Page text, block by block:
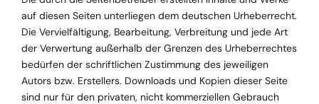
auf diesen Seiten unterliegen dem deutschen Urheberrecht.
Die Vervielfältigung, Bearbeitung, Verbreitung und jede Art
der Verwertung außerhalb der Grenzen des Urheberrechtes
bedürfen der schriftlichen Zustimmung des jeweiligen
Autors bzw. Erstellers. Downloads und Kopien dieser Seite
sind nur für den privaten, nicht kommerziellen Gebrauch